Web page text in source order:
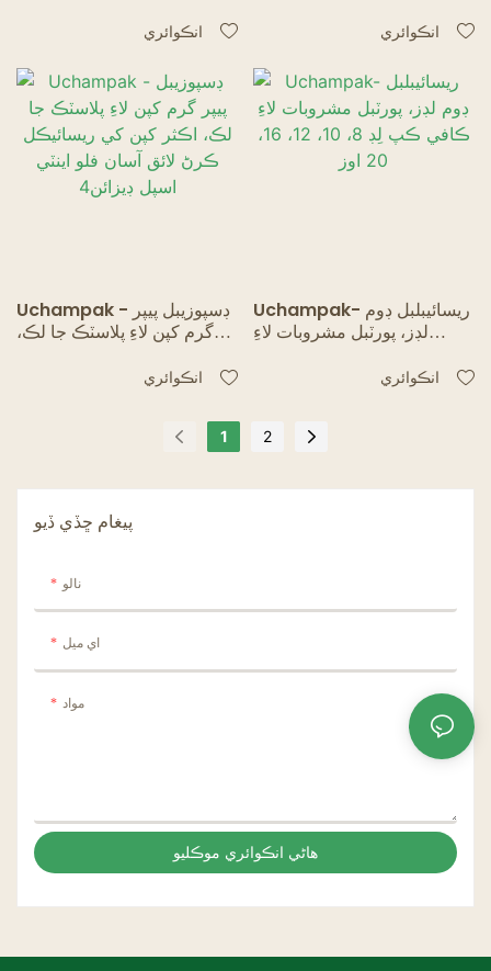
ريسائيڪل لائق آسان فلو اينٽي
انڪوائري
ريسائيڪل لائق آسان فلو اينٽي
انڪوائري
Uchampak - ڊسپوزيبل پيپر
گرم کپن لاءِ پلاسٽڪ جا لڪ،
لائق آسان فلو اينٽي اسپل
انڪوائري
Uchampak- ريسائيبلبل ڊوم
لڊز، پورٽبل مشروبات لاءِ
انڪوائري
1 2
پيغام ڇڏي ڏيو
نالو
اي ميل
مواد
هاڻي انڪوائري موڪليو